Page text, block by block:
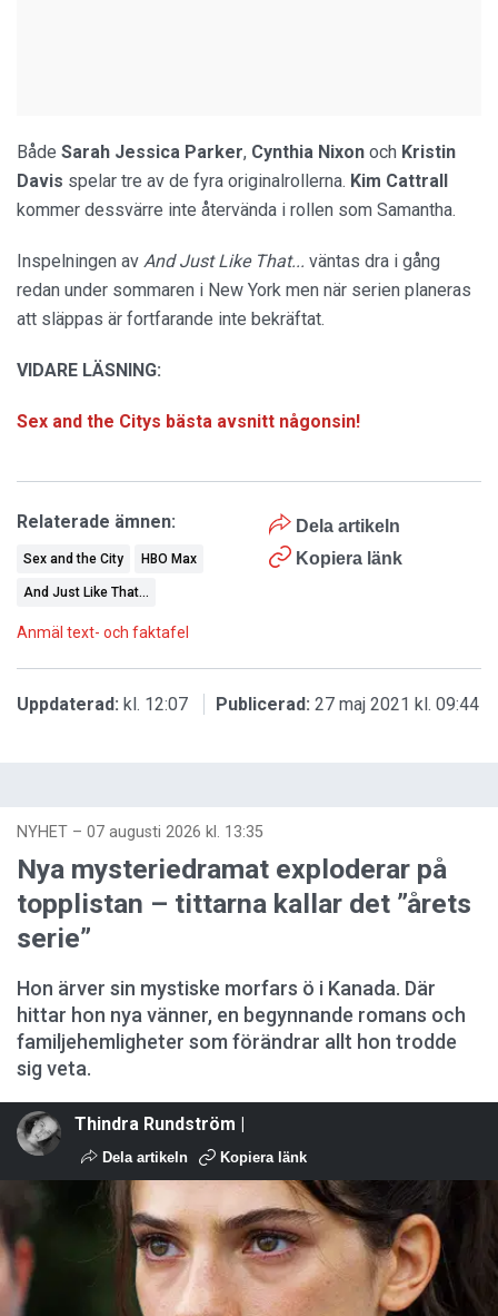
Både Sarah Jessica Parker, Cynthia Nixon och Kristin
Davis spelar tre av de fyra originalrollerna. Kim Cattrall
kommer dessvärre inte återvända i rollen som Samantha.
Inspelningen av And Just Like That... väntas dra i gång
redan under sommaren i New York men när serien planeras
att släppas är fortfarande inte bekräftat.
VIDARE LÄSNING:
Sex and the Citys bästa avsnitt någonsin!
Dela artikeln
Kopiera länk
Relaterade ämnen:
Sex and the City HBO Max
And Just Like That...
Anmäl text- och faktafel
Uppdaterad: kl. 12:07 Publicerad: 27 maj 2021 kl. 09:44
NYHET – 07 augusti 2026 kl. 13:35
Nya mysteriedramat exploderar på
topplistan – tittarna kallar det ”årets
serie”
Hon ärver sin mystiske morfars ö i Kanada. Där
hittar hon nya vänner, en begynnande romans och
familjehemligheter som förändrar allt hon trodde
sig veta.
Thindra Rundström |
Dela artikeln Kopiera länk